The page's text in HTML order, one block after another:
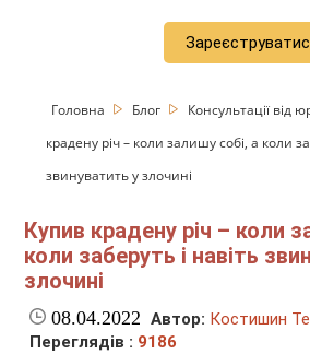
Головна Блог Консультації від
крадену річ – коли залишу собі, а коли
звинуватить у злочині
Купив крадену річ – коли
коли заберуть і навіть
злочині
08.04.2022 Автор: Костишин
Переглядів : 9186